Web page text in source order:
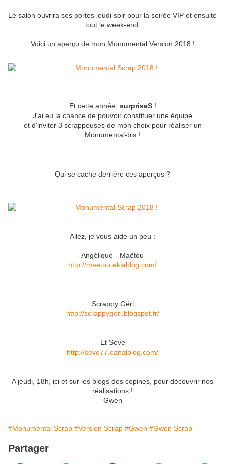
Le salon ouvrira ses portes jeudi soir pour la soirée VIP et ensuite
tout le week-end.
Voici un aperçu de mon Monumental Version 2018 !
Et cette année, surpriseS!
J'ai eu la chance de pouvoir constituer une équipe
et d'inviter 3 scrappeuses de mon choix pour réaliser un
Monumental-bis !
Qui se cache derrière ces aperçus ?
Allez, je vous aide un peu :
Angélique - Maëtou
http://maetou.eklablog.com/
Scrappy Géri
http://scrappygeri.blogspot.fr/
Et Seve
http://seve77.canalblog.com/
A jeudi, 18h, ici et sur les blogs des copines, pour découvrir nos
réalisations !
Gwen
#Monumental Scrap #Version Scrap #Gwen #Gwen Scrap
Partager